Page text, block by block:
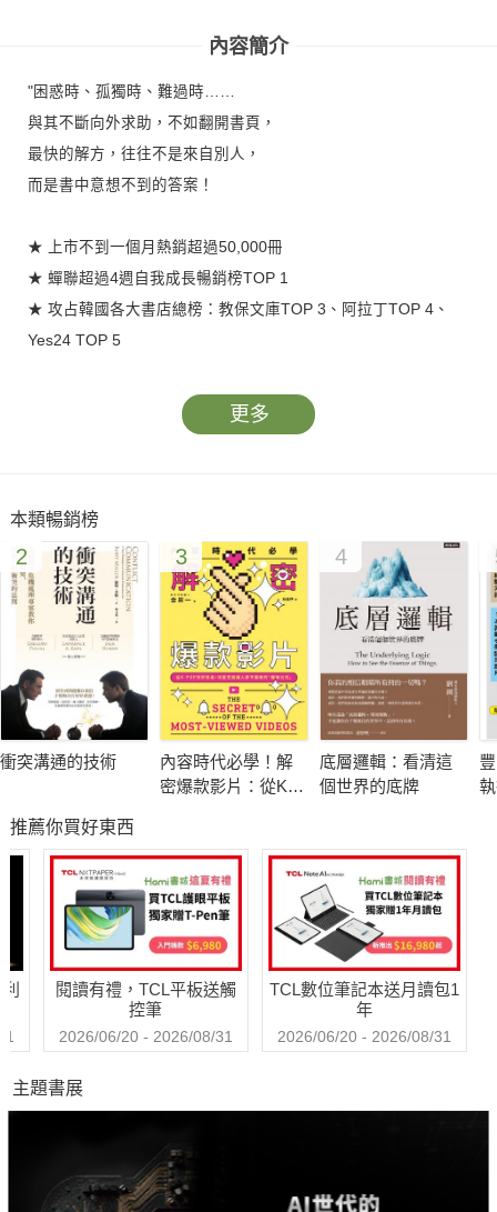
內容簡介
"困惑時、孤獨時、難過時……
與其不斷向外求助，不如翻開書頁，
最快的解方，往往不是來自別人，
而是書中意想不到的答案！
★ 上市不到一個月熱銷超過50,000冊
★ 蟬聯超過4週自我成長暢銷榜TOP 1
★ 攻占韓國各大書店總榜：教保文庫TOP 3、阿拉丁TOP 4、
Yes24 TOP 5
當工作和生活遇到問題時，你是不是也常這樣做——
．滑社群，看網紅影片，內心卻依舊空虛
．讀懶人包，卻發現根本無法真正幫上忙
然而，人生大部分的問題，
都能在書中，找到更深刻、更有
力的答案。
►一個習慣，超過1,000天，療癒了憂鬱
韓國喜劇演員、自我成長暢銷作家高明煥，
直到重讀卡夫卡的《變形記》，獲得啟發，
他開始在YouTube上進行晨讀直播，每天10分鐘自我激勵，
持續超過1,000天，奇蹟般將焦慮轉化為期待，走出人生低谷。
如今，他經營4間餐廳，YouTube累積超過百萬點閱，
新書出版後，更受邀至三星、現代等數十家企業與學校演講，
►讓「書」成為人生最強的解憂處方
而是一本本經典名著的啟發。
他發現，每一部經典都能對應人生的不同課題：
更多
本類暢銷榜
2
衝突溝通的技術
3
內容時代必學！解
密爆款影片：從K-
眼的「趣味公式」
4
底層邏輯：看清這
個世界的底牌
推薦你買好東西
閱讀有禮，TCL平板送觸
控筆
2026/06/20 - 2026/08/31
TCL數位筆記本送月讀包1
年
2026/06/20 - 2026/08/31
主題書展